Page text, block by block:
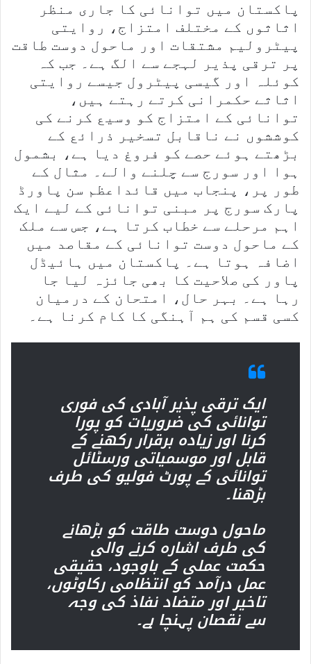
پاکستان میں توانائی کا جاری منظر
اثاثوں کے مختلف امتزاج، روایتی
پیٹرولیم مشتقات اور ماحول دوست طاقت
پر ترقی پذیر لہجے سے الگ ہے۔ جب کہ
کوئلہ اور گیسی پیٹرول جیسے روایتی
اثاثے حکمرانی کرتے رہتے ہیں،
توانائی کے امتزاج کو وسیع کرنے کی
کوششوں نے ناقابل تسخیر ذرائع کے
بڑھتے ہوئے حصے کو فروغ دیا ہے، بشمول
ہوا اور سورج سے چلنے والے۔ مثال کے
طور پر، پنجاب میں قائداعظم سن پاورڈ
پارک سورج پر مبنی توانائی کے لیے ایک
اہم مرحلے سے خطاب کرتا ہے، جس سے ملک
کے ماحول دوست توانائی کے مقاصد میں
اضافہ ہوتا ہے۔ پاکستان میں ہائیڈل
پاور کی صلاحیت کا بھی جائزہ لیا جا
رہا ہے۔ بہر حال، امتحان کے درمیان
کسی قسم کی ہم آہنگی کا کام کرنا ہے۔
ایک ترقی پذیر آبادی کی فوری
توانائی کی ضروریات کو پورا
کرنا اور زیادہ برقرار رکھنے کے
قابل اور موسمیاتی ورسٹائل
توانائی کے پورٹ فولیو کی طرف
بڑھنا۔
ماحول دوست طاقت کو بڑھانے
کی طرف اشارہ کرنے والی
حکمت عملی کے باوجود، حقیقی
عمل درآمد کو انتظامی رکاوٹوں،
تاخیر اور متضاد نفاذ کی وجہ
سے نقصان پہنچا ہے۔